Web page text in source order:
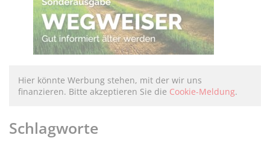
Hier könnte Werbung stehen, mit der wir uns
finanzieren. Bitte akzeptieren Sie die Cookie-Meldung.
Schlagworte